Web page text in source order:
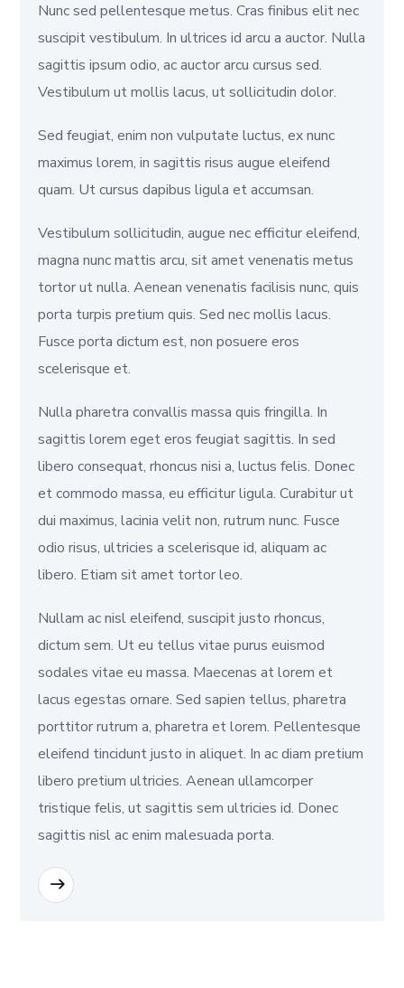
Nunc sed pellentesque metus. Cras finibus elit nec
suscipit vestibulum. In ultrices id arcu a auctor. Nulla
sagittis ipsum odio, ac auctor arcu cursus sed.
Vestibulum ut mollis lacus, ut sollicitudin dolor.
Sed feugiat, enim non vulputate luctus, ex nunc
maximus lorem, in sagittis risus augue eleifend
quam. Ut cursus dapibus ligula et accumsan.
Vestibulum sollicitudin, augue nec efficitur eleifend,
magna nunc mattis arcu, sit amet venenatis metus
tortor ut nulla. Aenean venenatis facilisis nunc, quis
porta turpis pretium quis. Sed nec mollis lacus.
Fusce porta dictum est, non posuere eros
scelerisque et.
Nulla pharetra convallis massa quis fringilla. In
sagittis lorem eget eros feugiat sagittis. In sed
libero consequat, rhoncus nisi a, luctus felis. Donec
et commodo massa, eu efficitur ligula. Curabitur ut
dui maximus, lacinia velit non, rutrum nunc. Fusce
odio risus, ultricies a scelerisque id, aliquam ac
libero. Etiam sit amet tortor leo.
Nullam ac nisl eleifend, suscipit justo rhoncus,
dictum sem. Ut eu tellus vitae purus euismod
sodales vitae eu massa. Maecenas at lorem et
lacus egestas ornare. Sed sapien tellus, pharetra
porttitor rutrum a, pharetra et lorem. Pellentesque
eleifend tincidunt justo in aliquet. In ac diam pretium
libero pretium ultricies. Aenean ullamcorper
tristique felis, ut sagittis sem ultricies id. Donec
sagittis nisl ac enim malesuada porta.